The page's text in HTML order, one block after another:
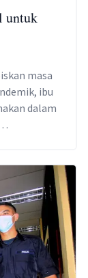
untuk
masa
ibu
dalam